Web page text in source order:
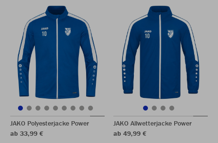
JAKO Polyesterjacke Power
ab 33,99 €
JAKO Allwetterjacke Power
ab 49,99 €